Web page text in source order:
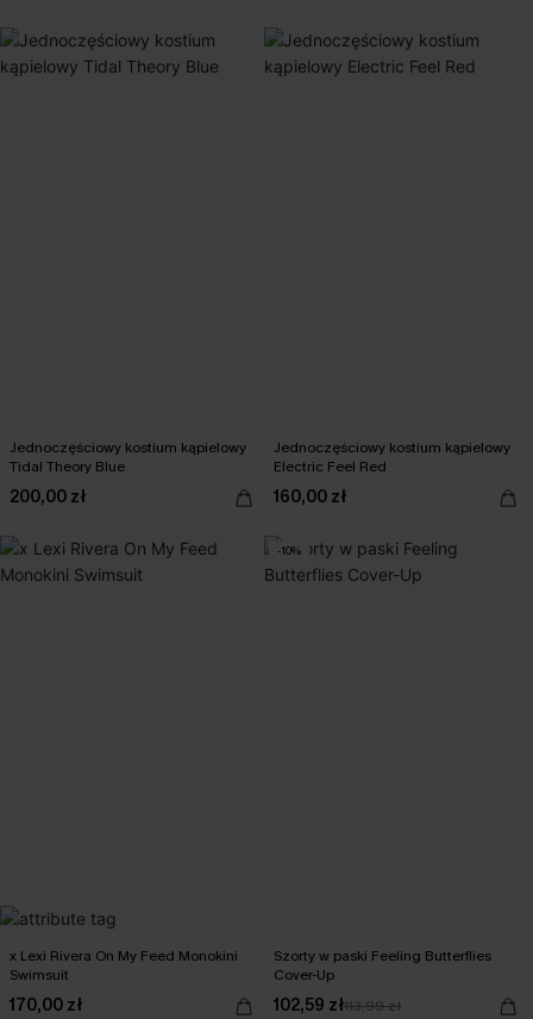
Jednoczęściowy kostium kąpielowy
Tidal Theory Blue
200,00 zł
Jednoczęściowy kostium kąpielowy
Electric Feel Red
160,00 zł
x Lexi Rivera On My Feed Monokini
Swimsuit
170,00 zł
-10%
Szorty w paski Feeling Butterflies
Cover-Up
102,59 zł113,99 zł